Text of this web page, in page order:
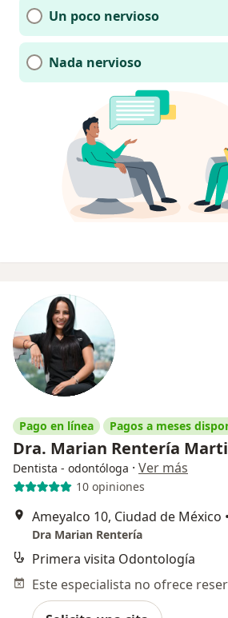
Un poco nervioso
Nada nervioso
Pago en línea Pagos a meses
Dra. Marian Rentería
Dentista - odontóloga · Ver más
10 opiniones
Ameyalco 10, Ciudad de México •
Dra Marian Rentería
Primera visita Odontología